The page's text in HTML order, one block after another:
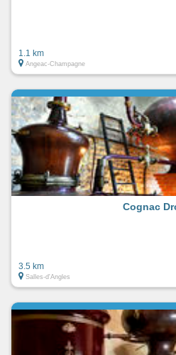
1.1 km
Angeac-Champagne
Cognac
3.5 km
Salles-d'Angles